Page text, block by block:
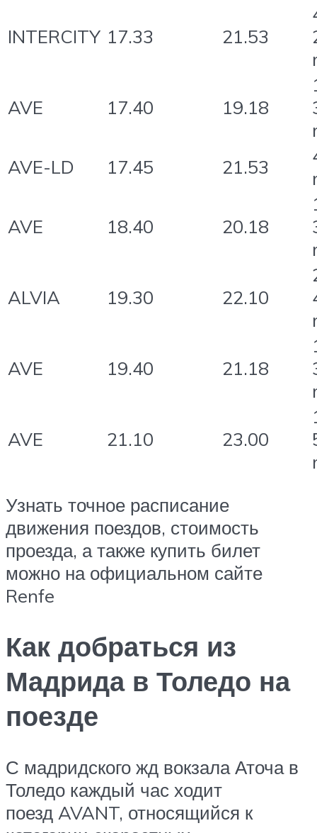
INTERCITY 17.33 21.53
AVE 17.40 19.18
AVE-LD
17.45 21.53
AVE 18.40 20.18
ALVIA 19.30 22.10
AVE 19.40 21.18
AVE 21.10 23.00
Узнать точное расписание
движения поездов, стоимость
проезда, а также купить билет
можно на официальном сайте
Renfe
Как добраться из
Мадрида в Толедо на
поезде
С мадридского жд вокзала Аточа в
Толедо каждый час ходит
поезд AVANT, относящийся к